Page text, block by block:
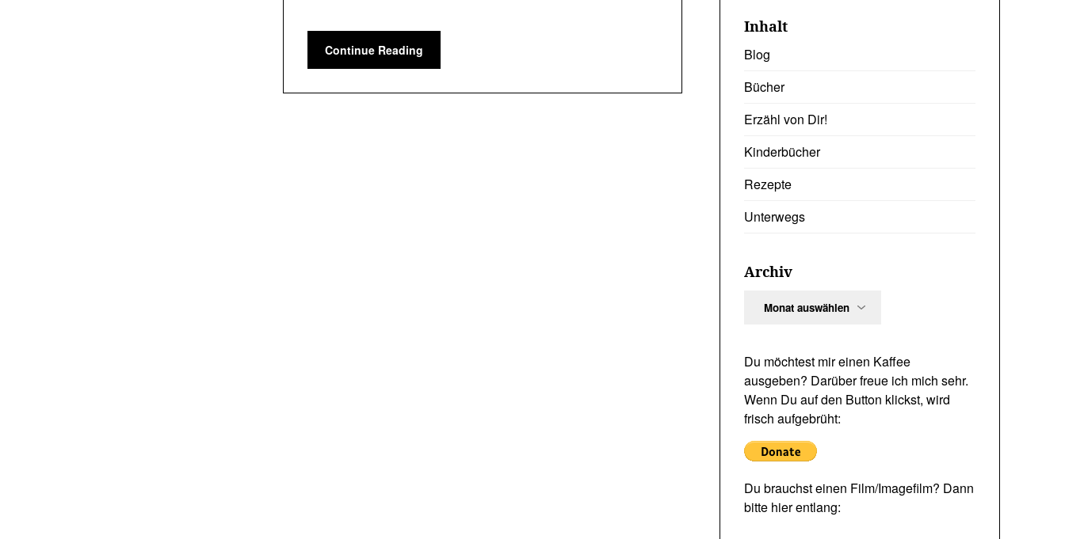
Continue Reading
Inhalt
Blog
Bücher
Erzähl von Dir!
Kinderbücher
Rezepte
Unterwegs
Archiv
Du möchtest mir einen Kaffee
ausgeben? Darüber freue ich mich sehr.
Wenn Du auf den Button klickst, wird
frisch aufgebrüht:
Du brauchst einen Film/Imagefilm? Dann
bitte hier entlang: